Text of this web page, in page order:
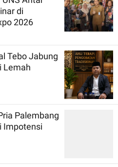
di
2026
Tebo Jabung
Lemah
Palembang
Impotensi